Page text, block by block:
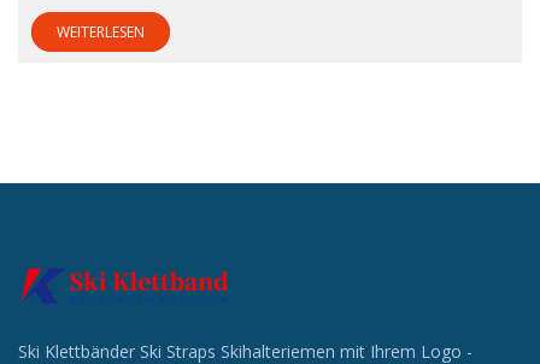
WEITERLESEN
Ski Klettbänder Ski Straps Skihalteriemen mit Ihrem Logo -